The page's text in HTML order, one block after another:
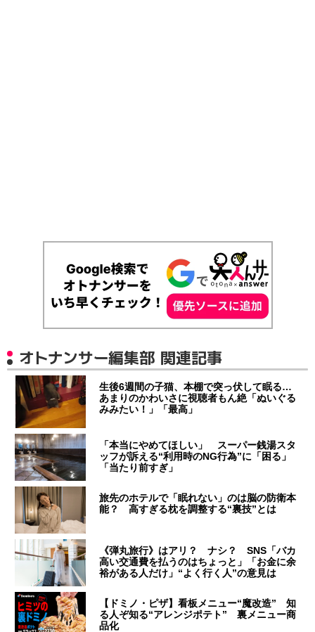
オトナンサー編集部 関連記事
生後6週間の子猫、本棚で突っ伏して眠る…
あまりのかわいさに視聴者もん絶「ぬいぐる
みみたい！」「最高」
「本当にやめてほしい」 スーパー銭湯スタ
ッフが訴える“利用時のNG行為”に「困る」
「当たり前すぎ」
旅先のホテルで「眠れない」のは脳の防衛本
能？ 高すぎる枕を調整する“裏技”とは
《弾丸旅行》はアリ？ ナシ？ SNS「バカ
高い交通費を払うのはちょっと」「お金に余
裕がある人だけ」“よく行く人”の意見は
【ドミノ・ピザ】看板メニュー“魔改造” 知
る人ぞ知る“アレンジポテト” 裏メニュー商
品化